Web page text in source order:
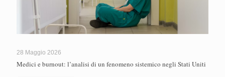
28 Maggio 2026
Medici e burnout: l’analisi di un fenomeno sistemico negli Stati Uniti